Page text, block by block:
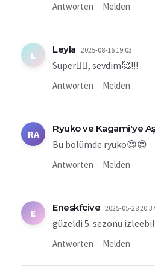
Antworten Melden
L Leyla 2025-08-16 19:03
Super👍🏻, sevdim🥰!!!
Antworten Melden
RA Ryuko ve Kagami'ye
Bu bölümde ryuko😍😍
Antworten Melden
E Eneskfcive 2025-05-28
güzeldi 5. sezonu
Antworten Melden